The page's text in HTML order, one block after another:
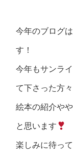
今年のブログ
す！
今年もサンラ
て下さった方
絵本の紹介や
と思います
楽しみに待っ